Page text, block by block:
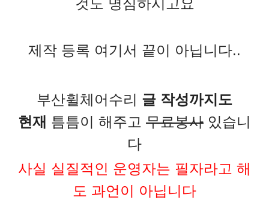
것도 명심하시고요
제작 등록 여기서 끝이 아닙니다..
부산휠체어수리 글 작성까지도
현재 틈틈이 해주고 무료봉사 있습니
다
사실 실질적인 운영자는 필자라고 해
도 과언이 아닙니다